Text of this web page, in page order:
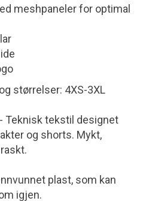
meshpaneler for optimal
størrelser: 4XS-3XL
Teknisk tekstil designet
og shorts. Mykt,
plast, som kan
igjen.